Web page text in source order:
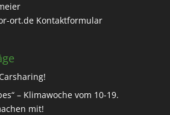
ort.de Kontaktformular
– Klimawoche vom 10-19.
mit!